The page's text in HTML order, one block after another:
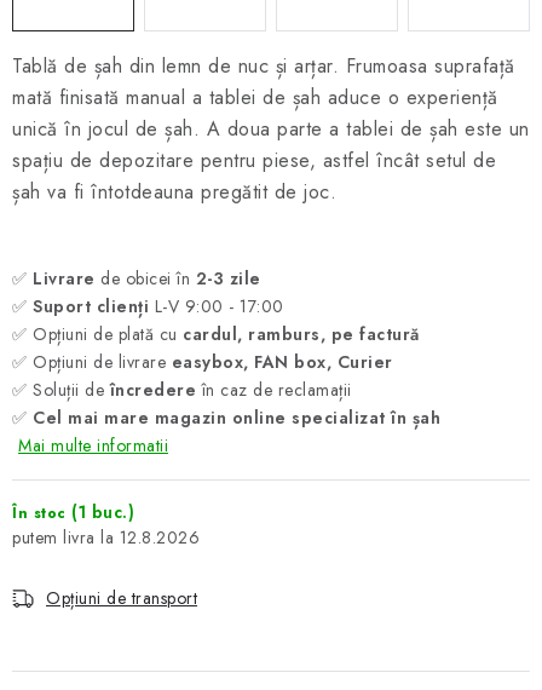
Tablă de șah din lemn de nuc și arțar. Frumoasa suprafață
mată finisată manual a tablei de șah aduce o experiență
unică în jocul de șah. A doua parte a tablei de șah este un
spațiu de depozitare pentru piese, astfel încât setul de
șah va fi întotdeauna pregătit de joc.
✅ Livrare de obicei în 2-3 zile
✅ Suport clienți L-V 9:00 - 17:00
✅ Opțiuni de plată cu cardul, ramburs, pe factură
✅ Opțiuni de livrare easybox, FAN box, Curier
✅ Soluții deîncredere în caz de reclamații
✅ Cel mai mare magazin online specializat în șah
Mai multe informatii
În stoc (1 buc.)
12.8.2026
Opțiuni de transport